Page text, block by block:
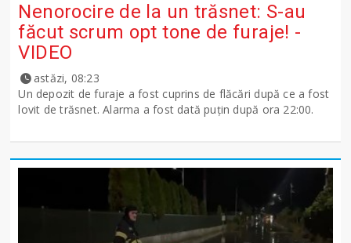
Nenorocire de la un trăsnet: S-au
făcut scrum opt tone de furaje! -
VIDEO
astăzi, 08:23
Un depozit de furaje a fost cuprins de flăcări după ce a fost
lovit de trăsnet. Alarma a fost dată puțin după ora 22:00.